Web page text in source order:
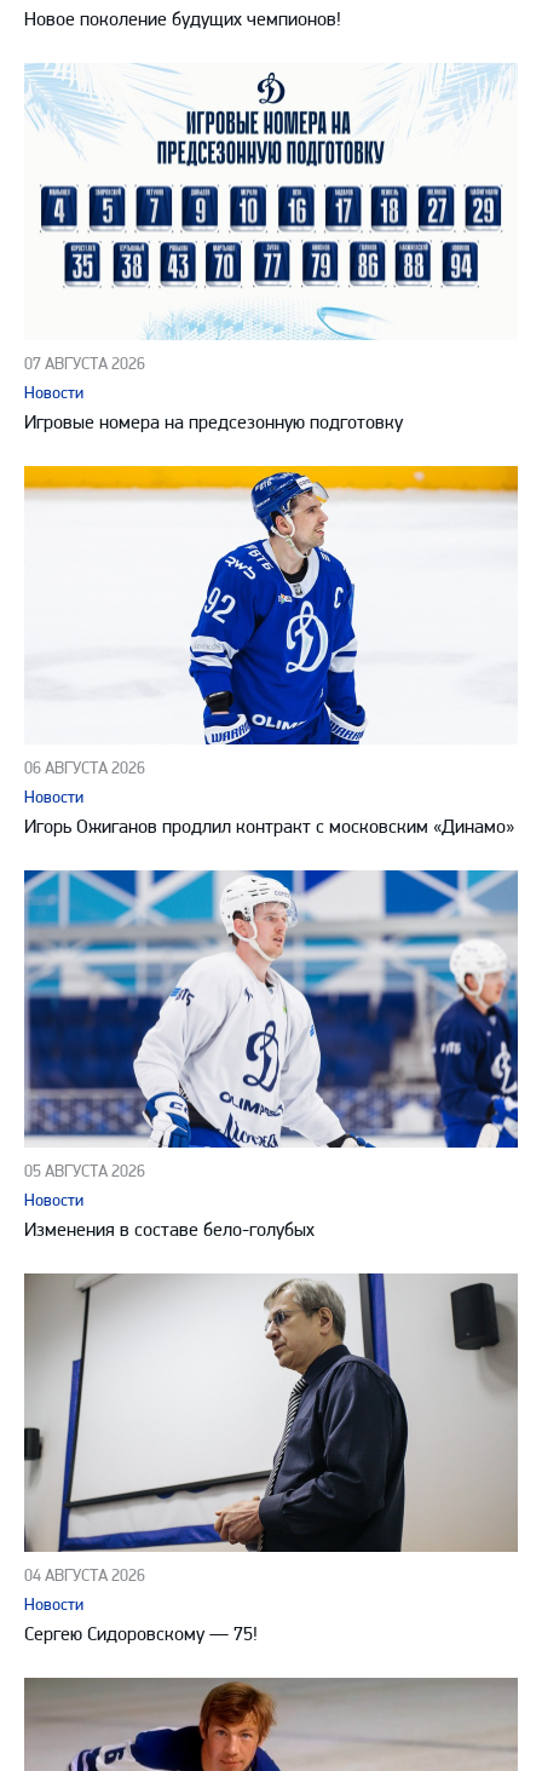
Новое поколение будущих чемпионов!
07 АВГУСТА 2026
Новости
Игровые номера на предсезонную подготовку
06 АВГУСТА 2026
Новости
Игорь Ожиганов продлил контракт с московским «Динамо»
05 АВГУСТА 2026
Новости
Изменения в составе бело-голубых
04 АВГУСТА 2026
Новости
Сергею Сидоровскому — 75!